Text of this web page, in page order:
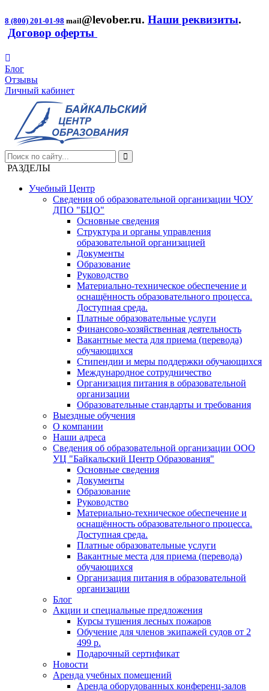
8 (800) 201-01-98 mail@levober.ru. Наши реквизиты.
Договор оферты
Блог
Отзывы
Личный кабинет
РАЗДЕЛЫ
Учебный Центр
Сведения об образовательной организации ЧОУ
ДПО "БЦО"
Основные сведения
Структура и органы управления
образовательной организацией
Документы
Образование
Руководство
Материально-техническое обеспечение и
оснащённость образовательного процесса.
Доступная среда.
Платные образовательные услуги
Финансово-хозяйственная деятельность
Вакантные места для приема (перевода)
обучающихся
Стипендии и меры поддержки обучающихся
Международное сотрудничество
Организация питания в образовательной
организации
Образовательные стандарты и требования
Выездные обучения
О компании
Наши адреса
Сведения об образовательной организации ООО
УЦ "Байкальский Центр Образования"
Основные сведения
Документы
Образование
Руководство
Материально-техническое обеспечение и
оснащённость образовательного процесса.
Доступная среда.
Платные образовательные услуги
Вакантные места для приема (перевода)
обучающихся
Организация питания в образовательной
организации
Блог
Акции и специальные предложения
Курсы тушения лесных пожаров
Обучение для членов экипажей судов от 2
499 р.
Подарочный сертификат
Новости
Аренда учебных помещений
Аренда оборудованных конференц-залов